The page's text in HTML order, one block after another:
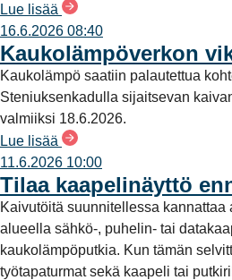
Lue lisää
16.6.2026 08:40
Kaukolämpöverkon
Kaukolämpö saatiin palautettua
Steniuksenkadulla sijaitsevan
valmiiksi 18.6.2026.
Lue lisää
11.6.2026 10:00
Tilaa kaapelinäyttö
Kaivutöitä suunnitellessa kannattaa
alueella sähkö-, puhelin- tai
kaukolämpöputkia. Kun tämän
työtapaturmat sekä kaapeli tai